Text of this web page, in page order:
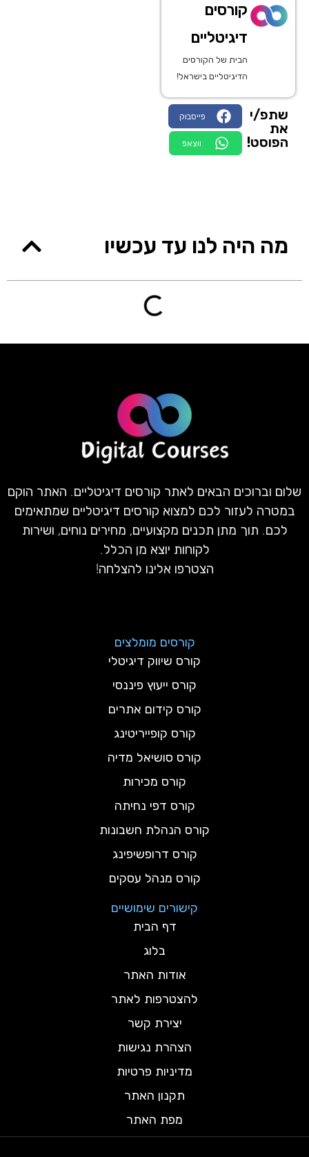
קורסים
דיגיטליים
הבית של הקורסים
הדיגיטליים בישראל!
שתפ/י
את
הפוסט!
פייסבוק
ווצאפ
מה היה לנו עד עכשיו
שלום וברוכים הבאים לאתר קורסים דיגיטליים. האתר הוקם
במטרה לעזור לכם למצוא קורסים דיגיטליים שמתאימים
לכם. תוך מתן תכנים מקצועיים, מחירים נוחים, ושירות
לקוחות יוצא מן הכלל.
הצטרפו אלינו להצלחה!
קורסים מומלצים
קורס שיווק דיגיטלי
קורס ייעוץ פיננסי
קורס קידום אתרים
קורס קופייריטינג
קורס סושיאל מדיה
קורס מכירות
קורס דפי נחיתה
קורס הנהלת חשבונות
קורס דרופשיפינג
קורס מנהל עסקים
קישורים שימושיים
דף הבית
בלוג
אודות האתר
להצטרפות לאתר
יצירת קשר
הצהרת נגישות
מדיניות פרטיות
תקנון האתר
מפת האתר